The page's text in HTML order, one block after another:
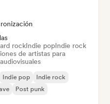
rockIndie popIndie rock
de artistas para
Indie pop
Indie rock
Post punk